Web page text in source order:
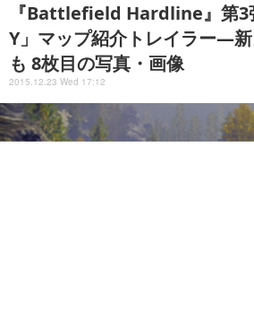
『Battlefield Hardline』第3
Y」マップ紹介トレイラー―
も 8枚目の写真・画像
2015.12.23 Wed 17:12